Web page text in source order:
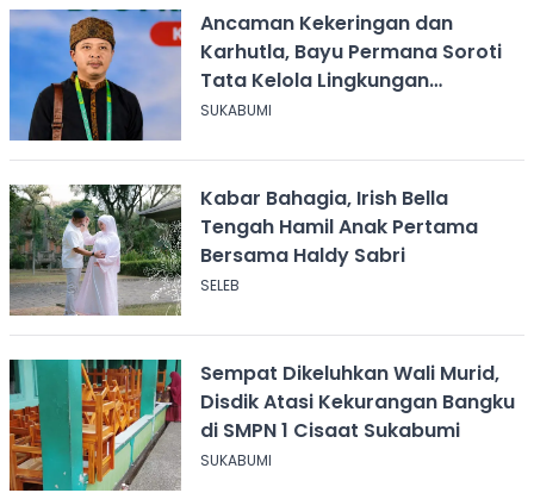
Ancaman Kekeringan dan
Karhutla, Bayu Permana Soroti
Tata Kelola Lingkungan
Sukabumi
SUKABUMI
Kabar Bahagia, Irish Bella
Tengah Hamil Anak Pertama
Bersama Haldy Sabri
SELEB
Sempat Dikeluhkan Wali Murid,
Disdik Atasi Kekurangan Bangku
di SMPN 1 Cisaat Sukabumi
SUKABUMI